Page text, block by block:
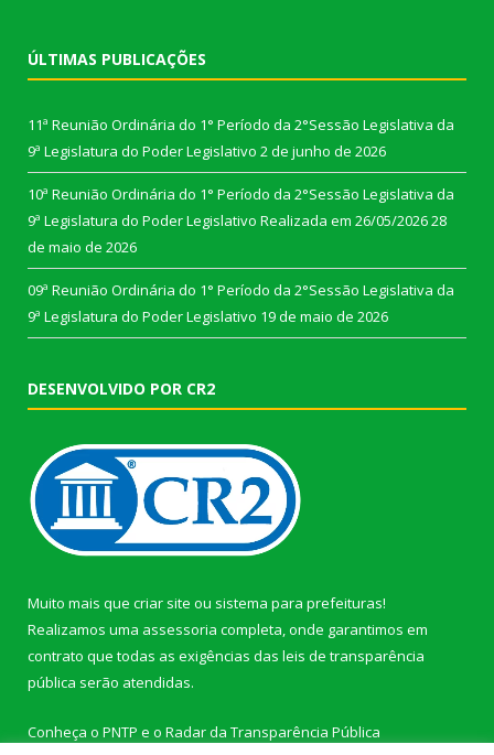
ÚLTIMAS PUBLICAÇÕES
11ª Reunião Ordinária do 1° Período da 2°Sessão Legislativa da
9ª Legislatura do Poder Legislativo 2 de junho de 2026
10ª Reunião Ordinária do 1° Período da 2°Sessão Legislativa da
9ª Legislatura do Poder Legislativo Realizada em 26/05/202628
de maio de 2026
09ª Reunião Ordinária do 1° Período da 2°Sessão Legislativa da
9ª Legislatura do Poder Legislativo 19 de maio de 2026
DESENVOLVIDO POR CR2
Muito mais que criar site ou sistema para prefeituras!
Realizamos uma assessoria completa, onde garantimos em
contrato que todas as exigências das leis de transparência
pública serão atendidas.
Conheça o PNTP e o Radar da Transparência Pública